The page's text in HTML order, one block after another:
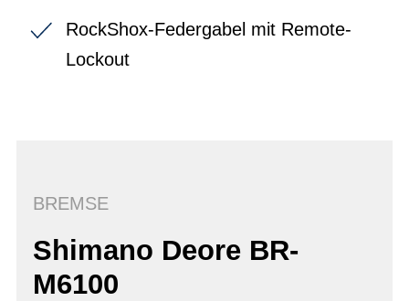
RockShox-Federgabel mit Remote-
Lockout
BREMSE
Shimano Deore BR-
M6100